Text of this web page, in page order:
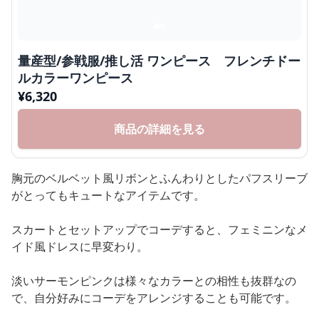
量産型/参戦服/推し活 ワンピース フレンチドー
ルカラーワンピース
¥6,320
商品の詳細を見る
胸元のベルベット風リボンとふんわりとしたパフスリーブ
がとってもキュートなアイテムです。
スカートとセットアップでコーデすると、フェミニンなメ
イド風ドレスに早変わり。
淡いサーモンピンクは様々なカラーとの相性も抜群なの
で、自分好みにコーデをアレンジすることも可能です。